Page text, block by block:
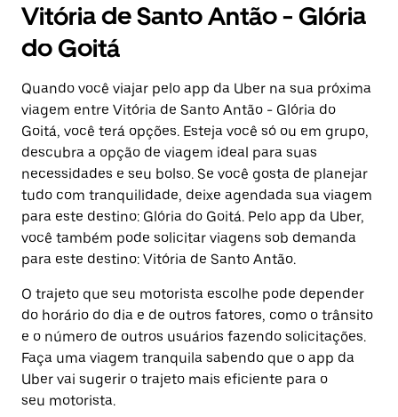
Vitória de Santo Antão - Glória
do Goitá
Quando você viajar pelo app da Uber na sua próxima
viagem entre Vitória de Santo Antão - Glória do
Goitá, você terá opções. Esteja você só ou em grupo,
descubra a opção de viagem ideal para suas
necessidades e seu bolso. Se você gosta de planejar
tudo com tranquilidade, deixe agendada sua viagem
para este destino: Glória do Goitá. Pelo app da Uber,
você também pode solicitar viagens sob demanda
para este destino: Vitória de Santo Antão.
O trajeto que seu motorista escolhe pode depender
do horário do dia e de outros fatores, como o trânsito
e o número de outros usuários fazendo solicitações.
Faça uma viagem tranquila sabendo que o app da
Uber vai sugerir o trajeto mais eficiente para o
seu motorista.